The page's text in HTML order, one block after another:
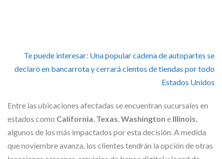
Te puede interesar: Una popular cadena de autopartes se
declaró en bancarrota y cerrará cientos de tiendas por todo
Estados Unidos
Entre las ubicaciones afectadas se encuentran sucursales en
estados como California, Texas,Washington e Illinois,
algunos de los más impactados por esta decisión. A medida
que noviembre avanza, los clientes tendrán la opción de otras